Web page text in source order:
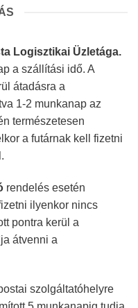
Logisztikai Üzletága.
a szállítási idő. A
átadásra a
1-2 munkanap az
természetesen
a futárnak kell fizetni
rendelés esetén
ilyenkor nincs
pontra kerül a
átvenni a
szolgáltatóhelyre